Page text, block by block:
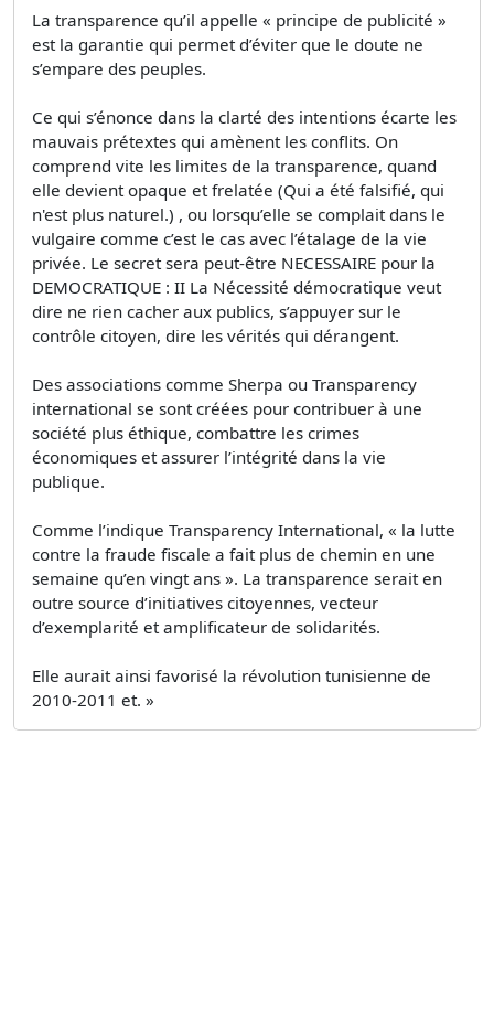
La transparence qu’il appelle « principe de publicité »
est la garantie qui permet d’éviter que le doute ne
s’empare des peuples.
Ce qui s’énonce dans la clarté des intentions écarte les
mauvais prétextes qui amènent les conflits. On
comprend vite les limites de la transparence, quand
elle devient opaque et frelatée (Qui a été falsifié, qui
n'est plus naturel.) , ou lorsqu’elle se complait dans le
vulgaire comme c’est le cas avec l’étalage de la vie
privée. Le secret sera peut-être NECESSAIRE pour la
DEMOCRATIQUE : II La Nécessité démocratique veut
dire ne rien cacher aux publics, s’appuyer sur le
contrôle citoyen, dire les vérités qui dérangent.
Des associations comme Sherpa ou Transparency
international se sont créées pour contribuer à une
société plus éthique, combattre les crimes
économiques et assurer l’intégrité dans la vie
publique.
Comme l’indique Transparency International, « la lutte
contre la fraude fiscale a fait plus de chemin en une
semaine qu’en vingt ans ». La transparence serait en
outre source d’initiatives citoyennes, vecteur
d’exemplarité et amplificateur de solidarités.
Elle aurait ainsi favorisé la révolution tunisienne de
2010-2011 et. »